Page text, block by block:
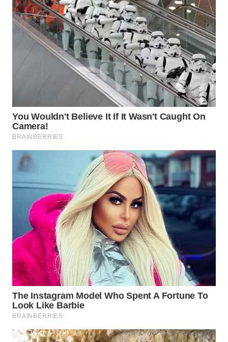
WN
NIAS
TAPANULI
SELATAN
TANJUNG
WN
KARO
WN
SIMALUNGUN
WN
LABUHANBATU
WN
TAPANULI